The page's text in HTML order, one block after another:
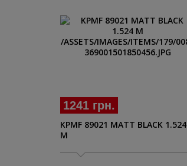
1241 грн.
KPMF 89021 MATT BLACK 1.524
M